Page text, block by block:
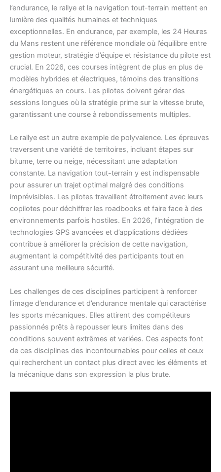
l’endurance, le rallye et la navigation tout-terrain mettent en
lumière des qualités humaines et techniques
exceptionnelles. En endurance, par exemple, les 24 Heures
du Mans restent une référence mondiale où l’équilibre entre
gestion moteur, stratégie d’équipe et résistance du pilote est
crucial. En 2026, ces courses intègrent de plus en plus de
modèles hybrides et électriques, témoins des transitions
énergétiques en cours. Les pilotes doivent gérer des
sessions longues où la stratégie prime sur la vitesse brute,
garantissant une course à rebondissements multiples.
Le rallye est un autre exemple de polyvalence. Les épreuves
traversent une variété de territoires, incluant étapes sur
bitume, terre ou neige, nécessitant une adaptation
constante. La navigation tout-terrain y est indispensable
pour assurer un trajet optimal malgré des conditions
imprévisibles. Les pilotes travaillent étroitement avec leurs
copilotes pour déchiffrer les roadbooks et faire face à des
environnements parfois hostiles. En 2026, l’intégration de
technologies GPS avancées et d’applications dédiées
contribue à améliorer la précision de cette navigation,
augmentant la compétitivité des participants tout en
assurant une meilleure sécurité.
Les challenges de ces disciplines participent à renforcer
l’image d’endurance et d’endurance mentale qui caractérise
les sports mécaniques. Elles attirent des compétiteurs
passionnés prêts à repousser leurs limites dans des
conditions souvent extrêmes et variées. Ces aspects font
de ces disciplines des incontournables pour celles et ceux
qui recherchent un contact plus direct avec les éléments et
la mécanique dans son expression la plus brute.